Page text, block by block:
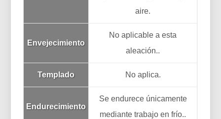
aire.
Envejecimiento
No aplicable a esta
aleación..
Templado No aplica.
Endurecimiento
Se endurece únicamente
mediante trabajo en frío..